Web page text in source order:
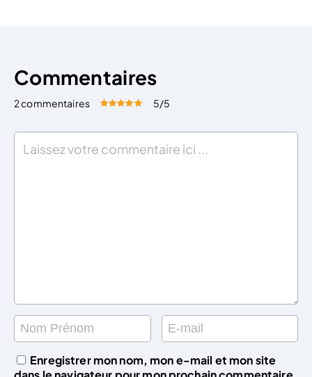
Commentaires
2 commentaires Évaluez cet article:
5/5
Enregistrer mon nom, mon e-mail et mon site